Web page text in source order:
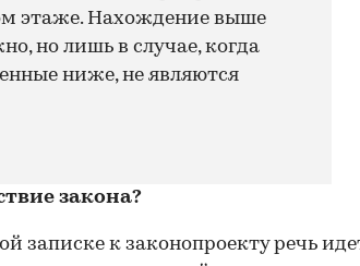
этаже. Нахождение выше
но лишь в случае, когда
ниже, не являются
закона?
записке к законопроекту речь